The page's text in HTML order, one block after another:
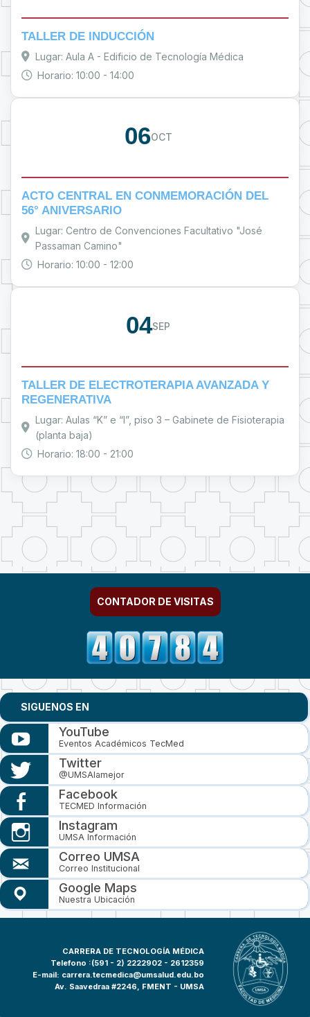
TALLER DE INDUCCIÓN
Lugar: Aula A - Edificio de Tecnología Médica
Horario: 10:00 - 14:00
06OCT
ACTO CENTRAL EN CONMEMORACIÓN DEL
56° ANIVERSARIO
Lugar: Centro de Convenciones Facultativo "José
Passaman Camino"
Horario: 10:00 - 12:00
04SEP
TALLER DE ELECTROTERAPIA AVANZADA Y
REGENERATIVA
Lugar: Aulas “K” e “I”, piso 3 – Gabinete de Fisioterapia
(planta baja)
Horario: 18:00 - 21:00
CONTADOR DE VISITAS
SIGUENOS EN
YouTube
Eventos Académicos TecMed
Twitter
@UMSAlamejor
Facebook
TECMED Información
Instagram
UMSA Información
Correo UMSA
Correo Institucional
Google Maps
Nuestra Ubicación
CARRERA DE TECNOLOGÍA MÉDICA
Telefono :(591 - 2) 2222902 - 2612359
E-mail: carrera.tecmedica@umsalud.edu.bo
Av. Saavedraa #2246, FMENT - UMSA